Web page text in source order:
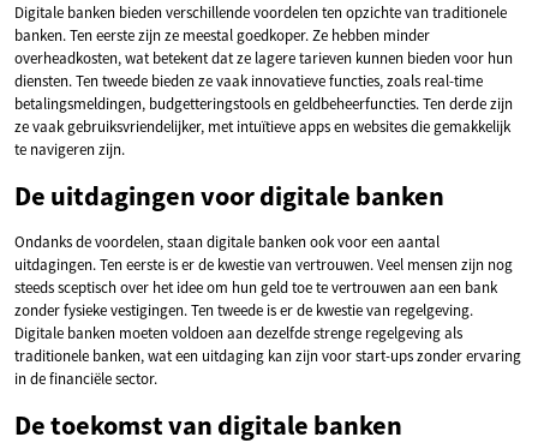
Digitale banken bieden verschillende voordelen ten opzichte van traditionele
banken. Ten eerste zijn ze meestal goedkoper. Ze hebben minder
overheadkosten, wat betekent dat ze lagere tarieven kunnen bieden voor hun
diensten. Ten tweede bieden ze vaak innovatieve functies, zoals real-time
betalingsmeldingen, budgetteringstools en geldbeheerfuncties. Ten derde zijn
ze vaak gebruiksvriendelijker, met intuïtieve apps en websites die gemakkelijk
te navigeren zijn.
De uitdagingen voor digitale banken
Ondanks de voordelen, staan digitale banken ook voor een aantal
uitdagingen. Ten eerste is er de kwestie van vertrouwen. Veel mensen zijn nog
steeds sceptisch over het idee om hun geld toe te vertrouwen aan een bank
zonder fysieke vestigingen. Ten tweede is er de kwestie van regelgeving.
Digitale banken moeten voldoen aan dezelfde strenge regelgeving als
traditionele banken, wat een uitdaging kan zijn voor start-ups zonder ervaring
in de financiële sector.
De toekomst van digitale banken